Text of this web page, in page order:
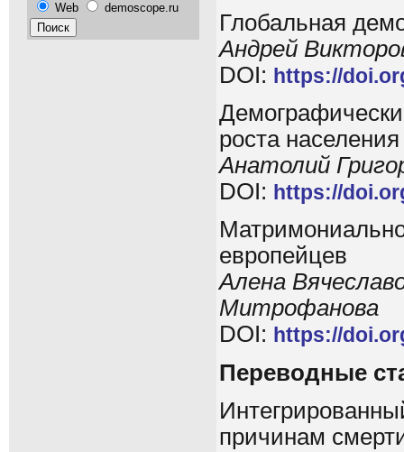
Web demoscope.ru
Глобальная
Андрей
DOI: https://
роста населения
Анатолий
DOI: https://
европейцев
Алена
Митрофанова
DOI: https://
Переводные
причинам